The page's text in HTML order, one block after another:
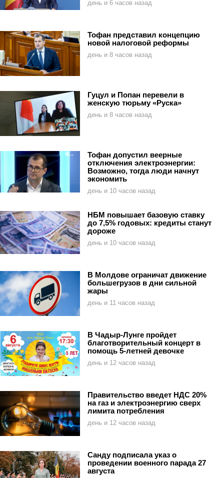
день и 6 часов назад
Тофан представил концепцию
новой налоговой реформы
день и 8 часов назад
Гуцул и Попан перевели в
женскую тюрьму «Руска»
день и 8 часов назад
Тофан допустил веерные
отключения электроэнергии:
Возможно, тогда люди начнут
экономить
день и 10 часов назад
НБМ повышает базовую ставку
до 7,5% годовых: кредиты станут
дороже
день и 10 часов назад
В Молдове ограничат движение
большегрузов в дни сильной
жары
день и 11 часов назад
В Чадыр-Лунге пройдет
благотворительный концерт в
помощь 5-летней девочке
день и 12 часов назад
Правительство введет НДС 20%
на газ и электроэнергию сверх
лимита потребления
день и 12 часов назад
Санду подписала указ о
проведении военного парада 27
августа